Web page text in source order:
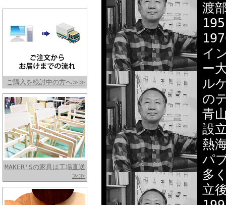
ご購入を検討中の方へ≫≫
MAKER'Sの家具は工場直送
≫≫
渡
イ
ー
ル
の
青
設
熱
パ
多
立